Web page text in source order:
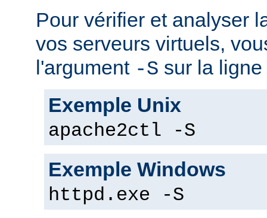
Pour vérifier et analyser
vos serveurs virtuels,
l'argument -S sur la
Exemple Unix
apache2ctl -S
Exemple Windows
httpd.exe -S